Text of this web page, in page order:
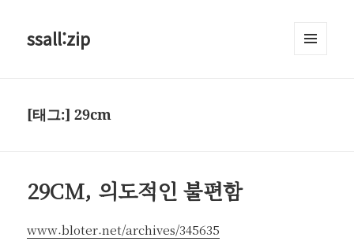
ssall:zip
[태그:]29cm
29CM, 의도적인 불편함
www.bloter.net/archives/345635